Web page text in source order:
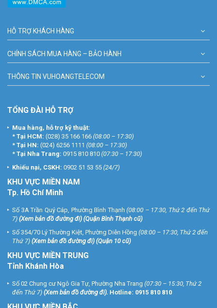
HỖ TRỢ KHÁCH HÀNG
CHÍNH SÁCH MUA HÀNG – BẢO HÀNH
THÔNG TIN VUHOANGTELECOM
TỔNG ĐÀI HỖ TRỢ
Mua hàng, hỗ trợ kỹ thuật:
* Tại HCM: (028) 35 166 166 (08:00 – 17:30)
* Tại HN: (024) 6256 1111 (08:00 – 17:30)
* Tại Nha Trang: 0915 810 810 (07:30 – 17:30)
Khiếu nại, CSKH: 0902 51 53 55 (24/7)
KHU VỰC MIỀN NAM
Tp. Hồ Chí Minh
Số 3A Trần Quý Cáp, Phường Bình Thạnh (08:00 – 17:30, Thứ 2 đến Thứ
7) (Xem bản đồ đường đi) (Quận Bình Thạnh cũ)
Số 354/70 Lý Thường Kiệt, Phường Diên Hồng (08:00 – 17:30, Thứ 2 đến
Thứ 7) (Xem bản đồ đường đi) (Quận 10 cũ)
KHU VỰC MIỀN TRUNG
Tỉnh Khánh Hòa
Số 02 Chung cư Ngô Gia Tự, Phường Nha Trang (07:30 – 15:30, Thứ 2
đến Thứ 7) (Xem bản đồ đường đi). Hotline: 0915 810 810